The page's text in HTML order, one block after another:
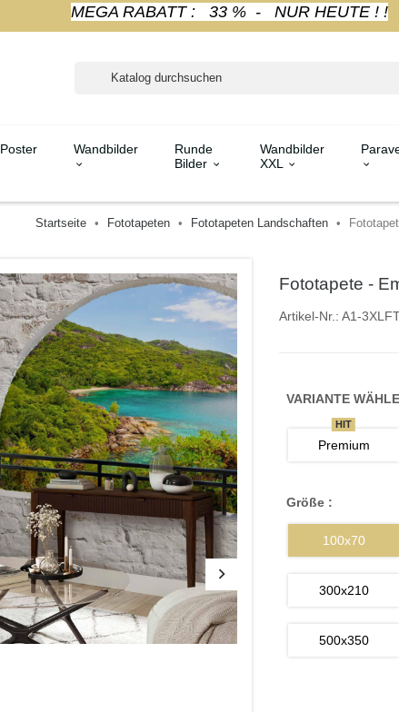
MEGA RABATT : 33 % - NUR HEUTE ! !
Poster Wandbilder
Runde
Bilder
Wandbilder
XXL
Startseite Fototapeten Fototapeten Landschaften
Fototapete -
Artikel-Nr.: A1-
VARIANTE
Premium
HIT
Größe :
100x70
300x210
500x350